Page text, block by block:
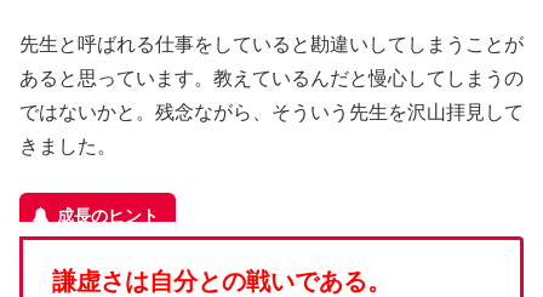
先生と呼ばれる仕事をしていると勘違いしてしまうことが
あると思っています。教えているんだと慢心してしまうの
ではないかと。残念ながら、そういう先生を沢山拝見して
きました。
謙虚さは自分との戦いである。